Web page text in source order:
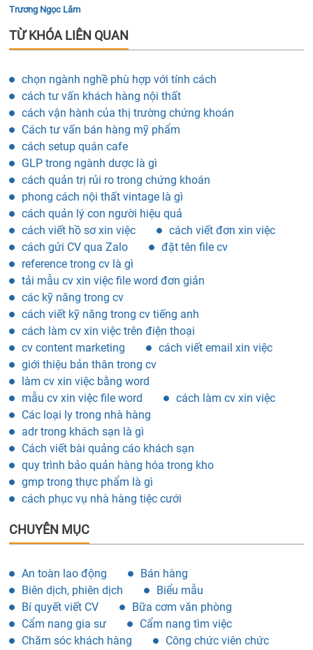
Trương Ngọc Lâm
TỪ KHÓA LIÊN QUAN
chọn ngành nghề phù hợp với tính cách
cách tư vấn khách hàng nội thất
cách vận hành của thị trường chứng khoán
Cách tư vấn bán hàng mỹ phẩm
cách setup quán cafe
GLP trong ngành dược là gì
cách quản trị rủi ro trong chứng khoán
phong cách nội thất vintage là gì
cách quản lý con người hiệu quả
cách viết hồ sơ xin việc
cách viết đơn xin việc
cách gửi CV qua Zalo
đặt tên file cv
reference trong cv là gì
tải mẫu cv xin việc file word đơn giản
các kỹ năng trong cv
cách viết kỹ năng trong cv tiếng anh
cách làm cv xin việc trên điện thoại
cv content marketing
cách viết email xin việc
giới thiệu bản thân trong cv
làm cv xin việc bằng word
mẫu cv xin việc file word
cách làm cv xin việc
Các loại ly trong nhà hàng
adr trong khách sạn là gì
Cách viết bài quảng cáo khách sạn
quy trình bảo quản hàng hóa trong kho
gmp trong thực phẩm là gì
cách phục vụ nhà hàng tiệc cưới
CHUYÊN MỤC
An toàn lao động
Bán hàng
Biên dịch, phiên dịch
Biểu mẫu
Bí quyết viết CV
Bữa cơm văn phòng
Cẩm nang gia sư
Cẩm nang tìm việc
Chăm sóc khách hàng
Công chức viên chức